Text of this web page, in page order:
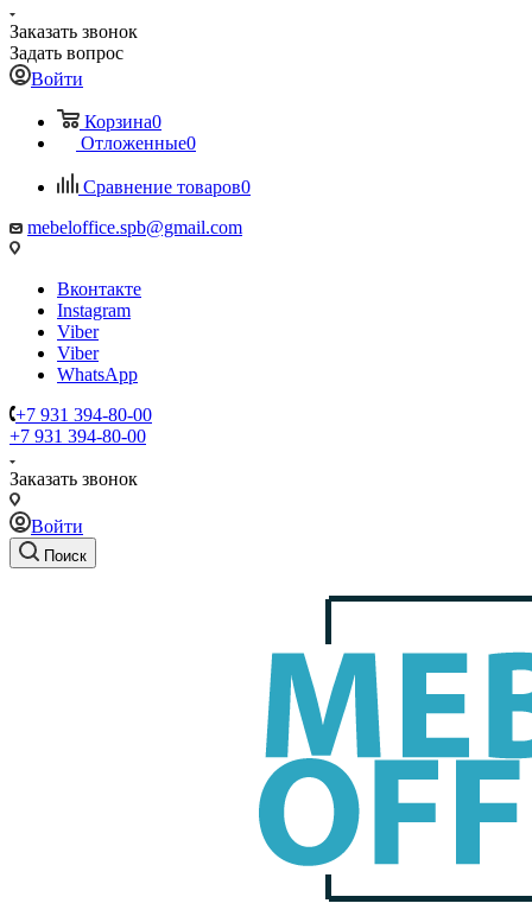
Заказать звонок
Задать вопрос
Войти
Корзина0
Отложенные0
Сравнение товаров0
mebeloffice.spb@gmail.com
Вконтакте
Instagram
Viber
Viber
WhatsApp
+7 931 394-80-00
+7 931 394-80-00
Заказать звонок
Войти
Поиск